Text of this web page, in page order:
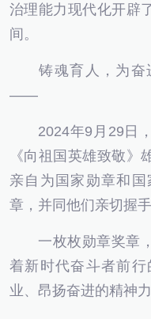
治理能力现代化开辟
间。
铸魂育人，为奋
——
2024年9月29日，
《向祖国英雄致敬》
亲自为国家勋章和
章，并同他们亲切握
一枚枚勋章奖章，
着新时代奋斗者前
业、昂扬奋进的精神力